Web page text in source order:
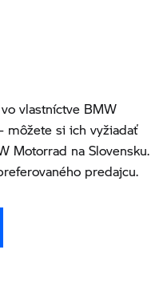
vlastníctve BMW
môžete si ich vyžiadať
Motorrad na Slovensku.
predajcu.